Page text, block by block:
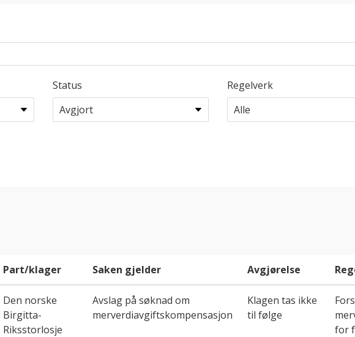
Status Regelverk
Part/klager Saken gjelder Avgjørelse
Den norske
Birgitta-
Riksstorlosje
Avslag på søknad om
merverdiavgiftskompensasjon
Klagen tas ikke
til følge
for